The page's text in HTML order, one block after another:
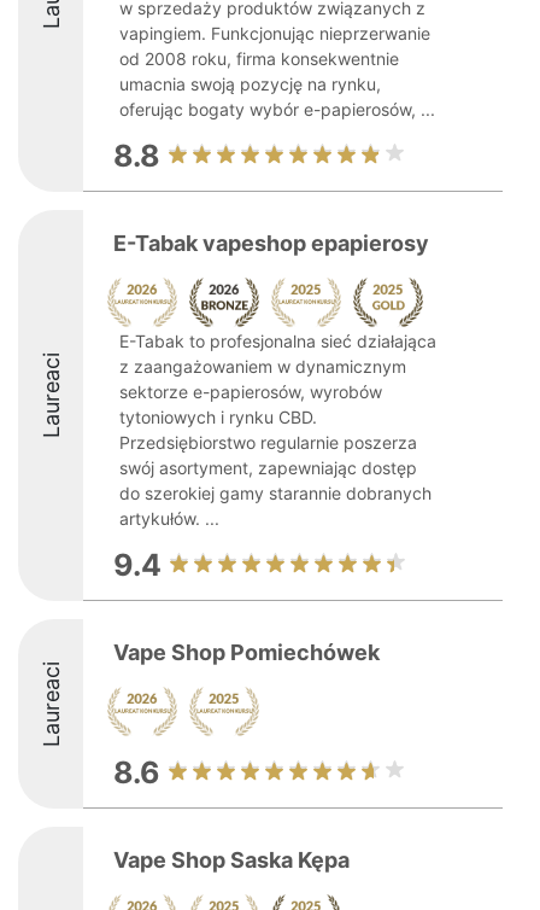
w sprzedaży produktów związanych z
vapingiem. Funkcjonując nieprzerwanie
od 2008 roku, firma konsekwentnie
umacnia swoją pozycję na rynku,
oferując bogaty wybór e-papierosów, ...
8.8
Laureaci
E-Tabak vapeshop epapierosy
E-Tabak to profesjonalna sieć działająca
z zaangażowaniem w dynamicznym
sektorze e-papierosów, wyrobów
tytoniowych i rynku CBD.
Przedsiębiorstwo regularnie poszerza
swój asortyment, zapewniając dostęp
do szerokiej gamy starannie dobranych
artykułów. ...
9.4
Laureaci
Vape Shop Pomiechówek
8.6
Vape Shop Saska Kępa